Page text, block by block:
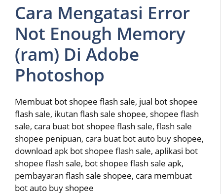
Cara Mengatasi Error
Not Enough Memory
(ram) Di Adobe
Photoshop
Membuat bot shopee flash sale, jual bot shopee
flash sale, ikutan flash sale shopee, shopee flash
sale, cara buat bot shopee flash sale, flash sale
shopee penipuan, cara buat bot auto buy shopee,
download apk bot shopee flash sale, aplikasi bot
shopee flash sale, bot shopee flash sale apk,
pembayaran flash sale shopee, cara membuat
bot auto buy shopee